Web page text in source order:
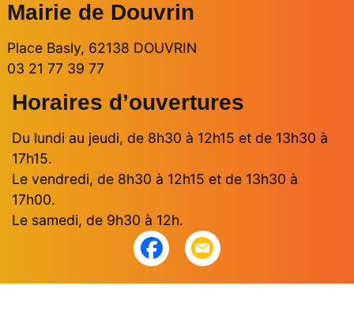
Mairie de Douvrin
Place Basly, 62138 DOUVRIN
03 21 77 39 77
Horaires d’ouvertures
Du lundi au jeudi, de 8h30 à 12h15 et de 13h30 à
17h15.
Le vendredi, de 8h30 à 12h15 et de 13h30 à
17h00.
Le samedi, de 9h30 à 12h.